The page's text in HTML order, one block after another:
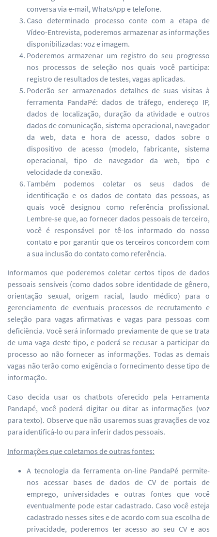
conversa via e-mail, WhatsApp e telefone.
Caso determinado processo conte com a etapa de
Vídeo-Entrevista, poderemos armazenar as informações
disponibilizadas: voz e imagem.
Poderemos armazenar um registro do seu progresso
nos processos de seleção nos quais você participa:
registro de resultados de testes, vagas aplicadas.
Poderão ser armazenados detalhes de suas visitas à
ferramenta PandaPé: dados de tráfego, endereço IP,
dados de localização, duração da atividade e outros
dados de comunicação, sistema operacional, navegador
da web, data e hora de acesso, dados sobre o
dispositivo de acesso (modelo, fabricante, sistema
operacional, tipo de navegador da web, tipo e
velocidade da conexão.
Também podemos coletar os seus dados de
identificação e os dados de contato das pessoas, as
quais você designou como referência profissional.
Lembre-se que, ao fornecer dados pessoais de terceiro,
você é responsável por tê-los informado do nosso
contato e por garantir que os terceiros concordem com
a sua inclusão do contato como referência.
Informamos que poderemos coletar certos tipos de dados
pessoais sensíveis (como dados sobre identidade de gênero,
orientação sexual, origem racial, laudo médico) para o
gerenciamento de eventuais processos de recrutamento e
seleção para vagas afirmativas e vagas para pessoas com
deficiência. Você será informado previamente de que se trata
de uma vaga deste tipo, e poderá se recusar a participar do
processo ao não fornecer as informações. Todas as demais
vagas não terão como exigência o fornecimento desse tipo de
informação.
Caso decida usar os chatbots oferecido pela Ferramenta
Pandapé, você poderá digitar ou ditar as informações (voz
para texto). Observe que não usaremos suas gravações de voz
para identificá-lo ou para inferir dados pessoais.
Informações que coletamos de outras fontes:
A tecnologia da ferramenta on-line PandaPé permite-
nos acessar bases de dados de CV de portais de
emprego, universidades e outras fontes que você
eventualmente pode estar cadastrado. Caso você esteja
cadastrado nesses sites e de acordo com sua escolha de
privacidade, poderemos ter acesso ao seu CV e aos